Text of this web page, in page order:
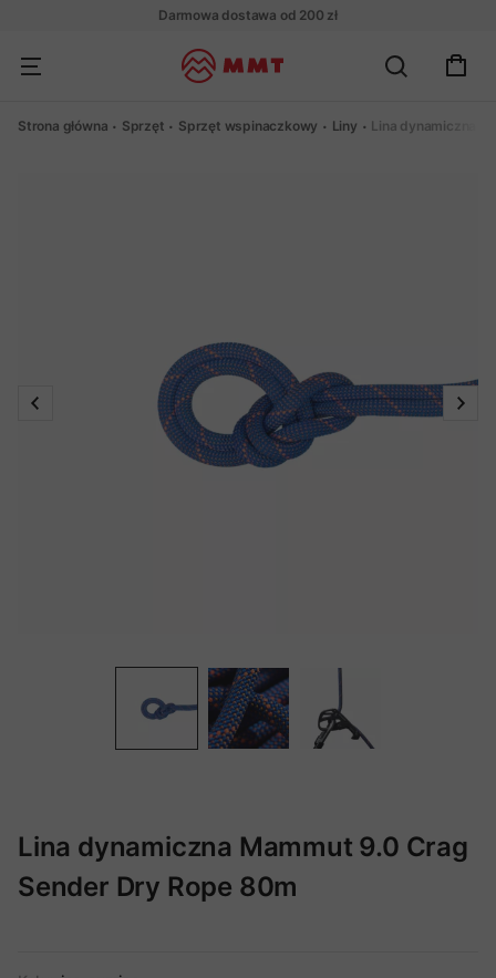
Darmowa dostawa od 200 zł
Strona główna Sprzęt Sprzęt wspinaczkowy Liny Lina dynamiczna
Lina dynamiczna Mammut 9.0 Crag
Sender Dry Rope 80m